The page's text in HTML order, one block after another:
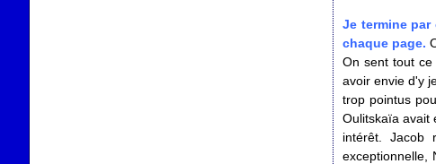
Je termine
chaque page.
On sent tout
avoir envie d'y
trop pointus
Oulitskaïa avait
intérêt. Jacob
exceptionnelle,